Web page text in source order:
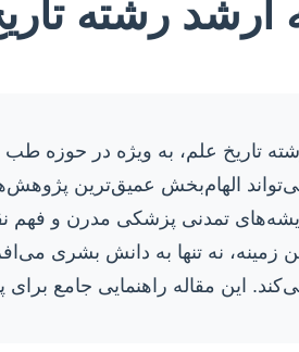
ارشد رشته
تاریخ علم، به ویژه در حوزه
الهام‌بخش عمیق‌ترین
تمدنی پزشکی مدرن و فهم
زمینه، نه تنها به دانش بشری
این مقاله راهنمایی جامع